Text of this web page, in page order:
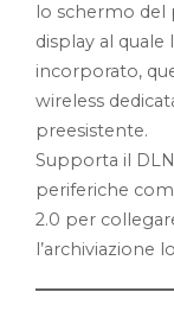
lo schermo
display al quale
incorporato,
wireless
preesistente.
Supporta il
periferiche
2.0 per
l’archiviazione